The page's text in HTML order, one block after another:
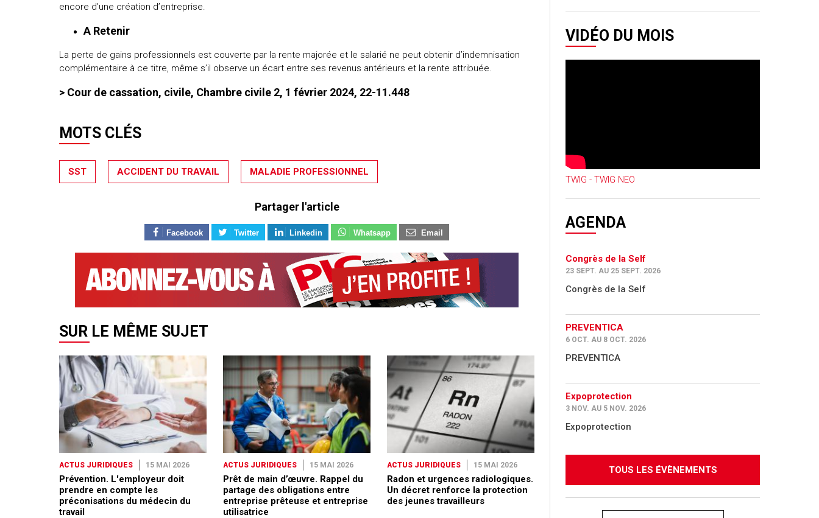
encore d’une création d’entreprise.
A Retenir
La perte de gains professionnels est couverte par la rente majorée et le salarié ne peut obtenir d’indemnisation
complémentaire à ce titre, même s’il observe un écart entre ses revenus antérieurs et la rente attribuée.
> Cour de cassation, civile, Chambre civile 2, 1 février 2024, 22-11.448
MOTS CLÉS
SST ACCIDENT DU TRAVAIL MALADIE PROFESSIONNEL
Partager l'article
Facebook Twitter Linkedin Whatsapp Email
SUR LE MÊME SUJET
ACTUS JURIDIQUES 15 MAI 2026
Prévention. L'employeur doit
prendre en compte les
préconisations du médecin du
travail
ACTUS JURIDIQUES 15 MAI 2026
Prêt de main d’œuvre. Rappel du
partage des obligations entre
entreprise prêteuse et entreprise
utilisatrice
ACTUS JURIDIQUES 15 MAI 2026
Radon et urgences radiologiques.
Un décret renforce la protection
des jeunes travailleurs
VIDÉO DU MOIS
TWIG - TWIG NEO
AGENDA
Congrès de la Self
23 SEPT. AU 25 SEPT. 2026
Congrès de la Self
PREVENTICA
6 OCT. AU 8 OCT. 2026
PREVENTICA
Expoprotection
3 NOV. AU 5 NOV. 2026
Expoprotection
TOUS LES ÉVÈNEMENTS